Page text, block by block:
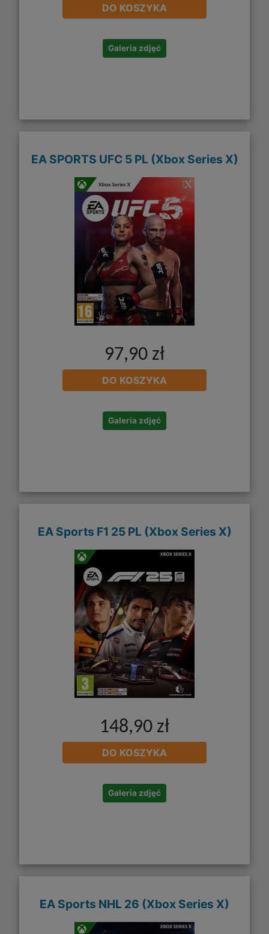
DO KOSZYKA
Galeria zdjęć
EA SPORTS UFC 5 PL (Xbox Series X)
97,90 zł
DO KOSZYKA
Galeria zdjęć
EA Sports F1 25 PL (Xbox Series X)
148,90 zł
DO KOSZYKA
Galeria zdjęć
EA Sports NHL 26 (Xbox Series X)